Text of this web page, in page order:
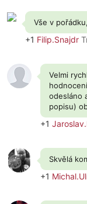
Vše v
+1 Filip.Snajdr
Velmi
odesláno
popisu)
+1
Skvělá
+1